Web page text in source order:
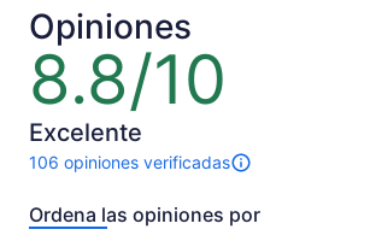
por
adulto
Opiniones
8.8/10
8.8
de
10
Excelente
106 opiniones verificadas
Hay
opiniones
Ordena las opiniones por